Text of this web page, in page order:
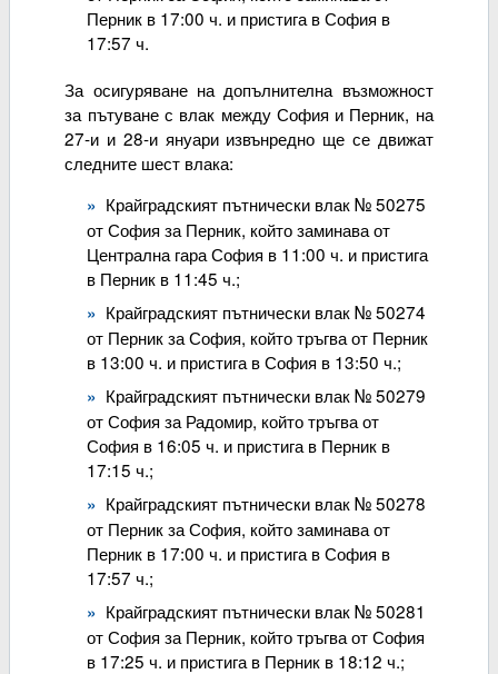
Перник в 17:00 ч. и пристига в София в
17:57 ч.
За осигуряване на допълнителна възможност
за пътуване с влак между София и Перник, на
27-и и 28-и януари извънредно ще се движат
следните шест влака:
Крайградският пътнически влак № 50275
от София за Перник, който заминава от
Централна гара София в 11:00 ч. и пристига
в Перник в 11:45 ч.;
Крайградският пътнически влак № 50274
от Перник за София, който тръгва от Перник
в 13:00 ч. и пристига в София в 13:50 ч.;
Крайградският пътнически влак № 50279
от София за Радомир, който тръгва от
София в 16:05 ч. и пристига в Перник в
17:15 ч.;
Крайградският пътнически влак № 50278
от Перник за София, който заминава от
Перник в 17:00 ч. и пристига в София в
17:57 ч.;
Крайградският пътнически влак № 50281
от София за Перник, който тръгва от София
в 17:25 ч. и пристига в Перник в 18:12 ч.;